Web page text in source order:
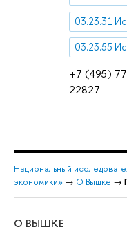
+7 (495)
22827
Национальный
экономики» → О Вышке →
О ВЫШКЕ